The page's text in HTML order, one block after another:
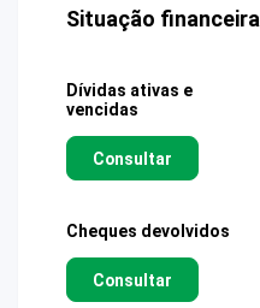
Situação financeira
Dívidas ativas e
vencidas
Consultar
Cheques devolvidos
Consultar